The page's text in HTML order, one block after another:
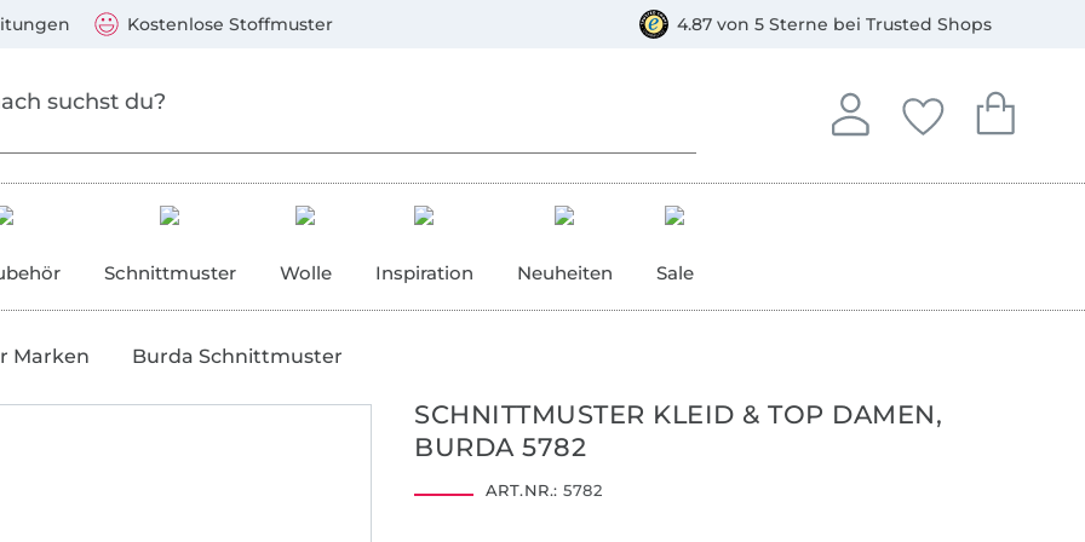
Kostenlose Stoffmuster 4.87 von 5 Sterne bei Trusted Shops
Anmelden
In deinem Konto
Deine
Du hast keine
Dein
Du hast
Schnittmuster Wolle Inspiration Neuheiten Sale
Marken Burda Schnittmuster
SCHNITTMUSTER KLEID & TOP DAMEN,
BURDA 5782
ART.NR.: 5782
Mastercard, PayPal, Giropay, Kauf auf Rechnung, Vorkasse